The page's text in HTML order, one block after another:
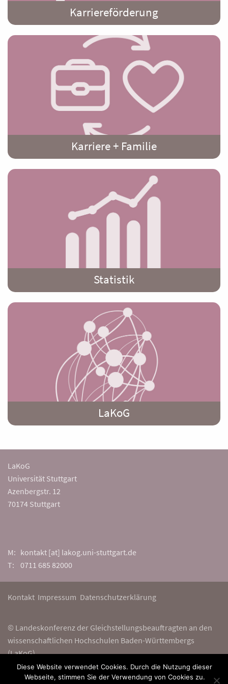
Karriereförderung
Karriere + Familie
Statistik
LaKoG
LaKoG
Universität Stuttgart
Azenbergstr. 12
70174 Stuttgart
M: kontakt [at] lakog.uni-stuttgart.de
T: 0711 685 82000
Kontakt Impressum Datenschutzerklärung
© Landeskonferenz der Gleichstellungsbeauftragten an den
wissenschaftlichen Hochschulen Baden-Württembergs
(LaKoG)
Diese Website verwendet Cookies. Durch die Nutzung dieser
Webseite, stimmen Sie der Verwendung von Cookies zu.